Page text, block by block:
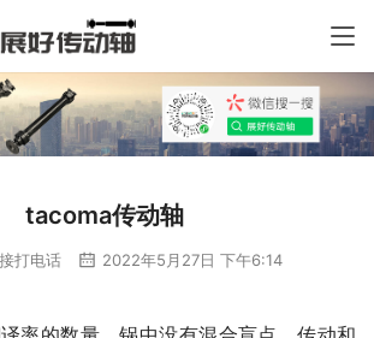
tacoma传动轴
打电话 2022年5月27日 下午6:14